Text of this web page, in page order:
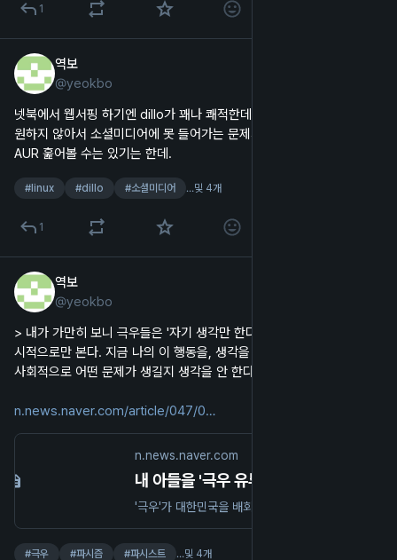
1
역보
@yeokbo
넷북에서 웹서핑 하기엔 dillo가 꽤나 쾌적한데, 자바스크립트를 아예 지
원하지 않아서 소셜미디어에 못 들어가는 문제가 있다. 아치 위키나
AUR 훑어볼 수는 있기는 한데.
# linux #dillo #소셜미디어 …및 4개
1
역보
@yeokbo
> 내가 가만히 보니 극우들은 '자기 생각만 한다'는 것이 특징이더라. 미
시적으로만 본다. 지금 나의 이 행동을, 생각을 사회 모두가 하게 됐을 때
사회적으로 어떤 문제가 생길지 생각을 안 한다. 못 하거나.
n.news.naver.com/article/047/0
n.news.naver.com
#극우 #파시즘 #파시스트 …및 4개